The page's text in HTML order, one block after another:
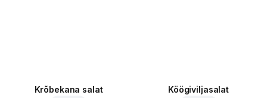
Krõbekana salat Köögiviljasalat